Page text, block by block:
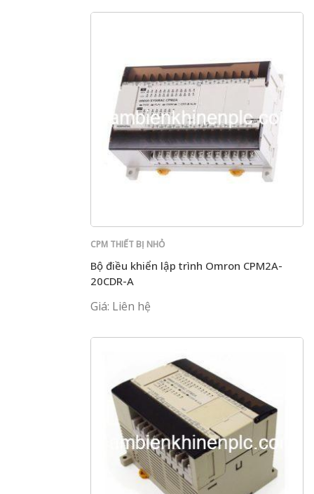
CPM THIẾT BỊ NHỎ
Bộ điều khiển lập trình Omron CPM2A-
20CDR-A
Giá: Liên hệ